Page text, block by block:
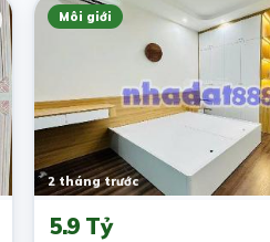
Môi giới
2 tháng trước
5.9 Tỷ